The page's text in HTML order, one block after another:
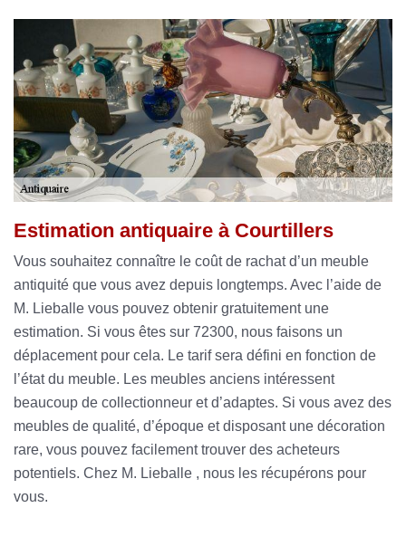
Estimation antiquaire à Courtillers
Vous souhaitez connaître le coût de rachat d’un meuble
antiquité que vous avez depuis longtemps. Avec l’aide de
M. Lieballe vous pouvez obtenir gratuitement une
estimation. Si vous êtes sur 72300, nous faisons un
déplacement pour cela. Le tarif sera défini en fonction de
l’état du meuble. Les meubles anciens intéressent
beaucoup de collectionneur et d’adaptes. Si vous avez des
meubles de qualité, d’époque et disposant une décoration
rare, vous pouvez facilement trouver des acheteurs
potentiels. Chez M. Lieballe , nous les récupérons pour
vous.